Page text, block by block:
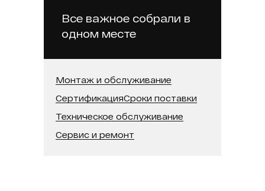
Операционная система: Windows + Android
Оперативная память:
Бренд: Intechirs
Встроенная память (SSD):
Встроенная камера:
В реестре минпромторга:
Модель процессора:
Все важное собрали в
одном месте
Монтаж и обслуживание
СертификацияСроки поставки
Техническое обслуживание
Сервис и ремонт